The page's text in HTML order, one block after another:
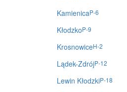
P-6
Kamienica
P-9
Kłodzko
H-2
Krosnowice
P-12
Lądek-Zdrój
P-18
Lewin Kłodzki